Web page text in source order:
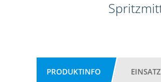
PRODUKTINFO